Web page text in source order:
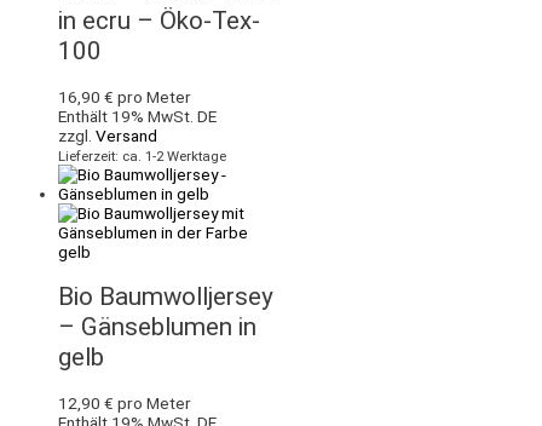
in ecru – Öko-Tex-
100
16,90 € pro Meter
Enthält 19% MwSt. DE
zzgl. Versand
Lieferzeit: ca. 1-2 Werktage
Bio Baumwolljersey
– Gänseblumen in
gelb
12,90 € pro Meter